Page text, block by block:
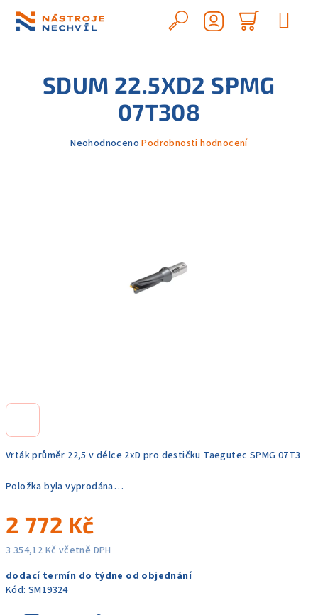
obsah
Hledat
košík
Vrták průměr 22,5 v délce 2xD pro destičku Taegutec SPMG 07T3
Položka byla vyprodána…
2 772 Kč
3 354,12 Kč včetně DPH
cena:
dodací termín do týdne od objednání
Kód: SM19324
SDUM 22.5XD2 SPMG
07T308
Průměrné
Neohodnoceno Podrobnosti hodnocení